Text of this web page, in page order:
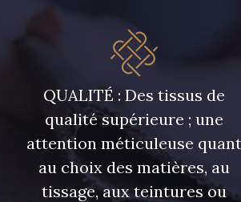
QUALITÉ : Des tissus de
qualité supérieure ; une
attention méticuleuse quant
au choix des matières, au
tissage, aux teintures ou